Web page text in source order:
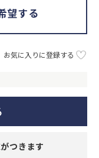
望する
お気に入りに登録する
つきます